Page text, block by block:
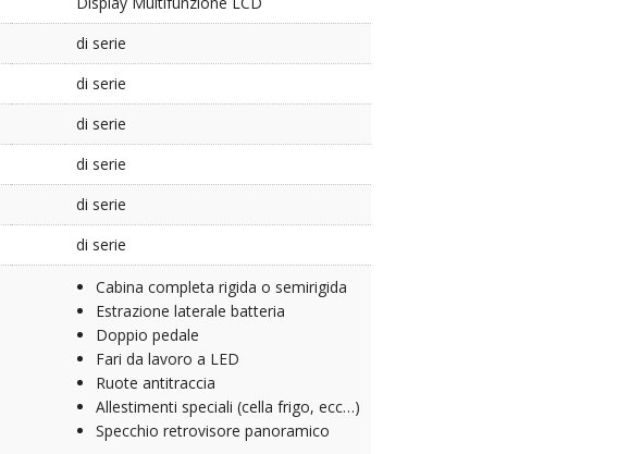
di serie
di serie
di serie
di serie
di serie
di serie
Cabina completa rigida o semirigida
Estrazione laterale batteria
Doppio pedale
Fari da lavoro a LED
Ruote antitraccia
Allestimenti speciali (cella frigo, ecc…)
Specchio retrovisore panoramico